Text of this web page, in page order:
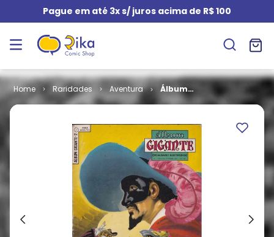
Pague em até 3x s/ juros acima de R$ 100
Raridades Aventura
Álbum
Gigante - 2ª